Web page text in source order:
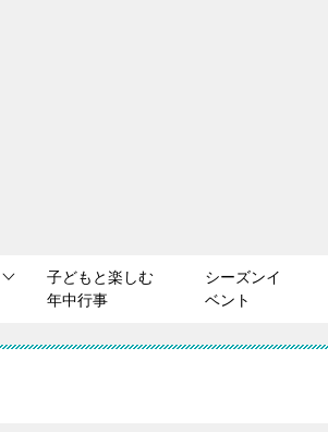
子どもと楽しむ
年中行事
シーズンイ
ベント